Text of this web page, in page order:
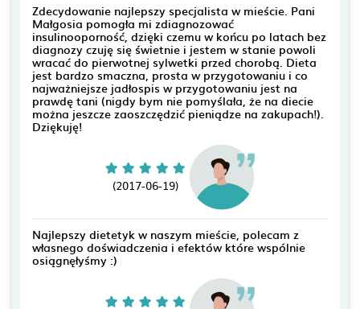
Zdecydowanie najlepszy specjalista w mieście. Pani
Małgosia pomogła mi zdiagnozować
insulinooporność, dzięki czemu w końcu po latach bez
diagnozy czuję się świetnie i jestem w stanie powoli
wracać do pierwotnej sylwetki przed chorobą. Dieta
jest bardzo smaczna, prosta w przygotowaniu i co
najważniejsze jadłospis w przygotowaniu jest na
prawdę tani (nigdy bym nie pomyślała, że na diecie
można jeszcze zaoszczędzić pieniądze na zakupach!).
Dziękuję!
(2017-06-19)
Najlepszy dietetyk w naszym mieście, polecam z
własnego doświadczenia i efektów które wspólnie
osiągnęłyśmy :)